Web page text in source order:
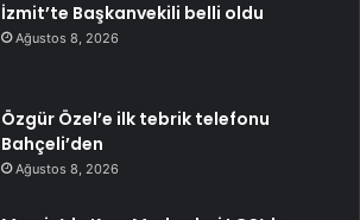
İzmit’te Başkanvekili belli oldu
Ağustos 8, 2026
Özgür Özel’e ilk tebrik telefonu
Bahçeli’den
Ağustos 8, 2026